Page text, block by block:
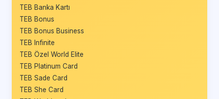
TEB Banka Kartı
TEB Bonus
TEB Bonus Business
TEB Infinite
TEB Özel World Elite
TEB Platinum Card
TEB Sade Card
TEB She Card